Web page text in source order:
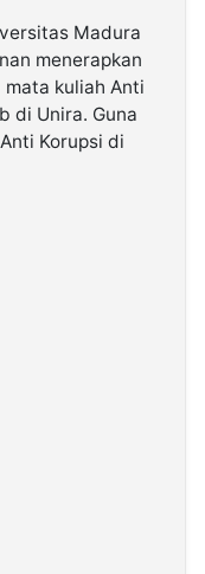
Madura
menerapkan
mata kuliah Anti
di Unira. Guna
Korupsi di